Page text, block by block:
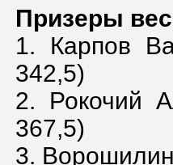
Призеры
1. Карпов
342,5)
2. Рокочий
367,5)
3.